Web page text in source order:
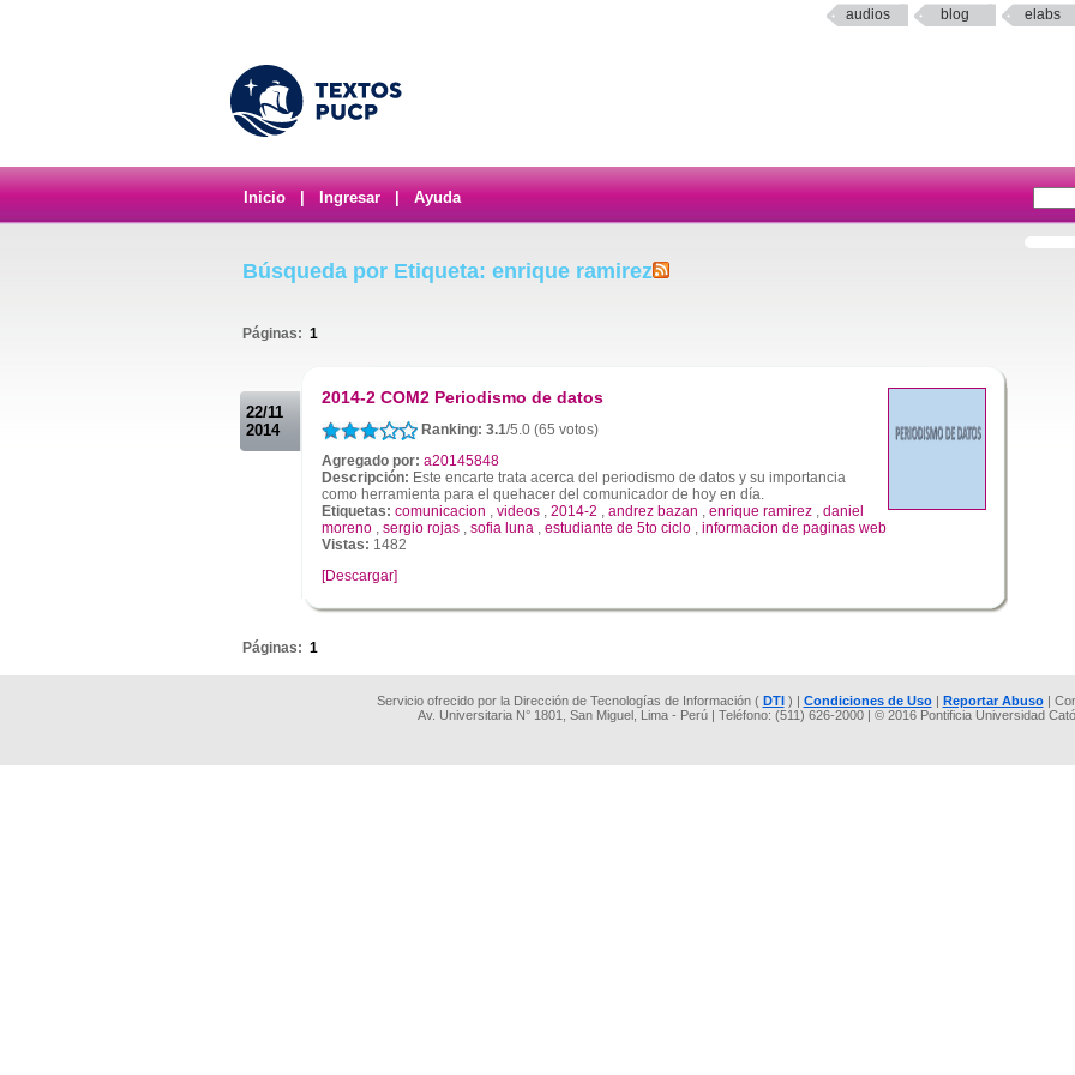
audios blog elabs
Inicio Ingresar Ayuda
Búsqueda por Etiqueta: enrique ramirez
Páginas: 1
22/11
2014
2014-2 COM2 Periodismo de datos
Ranking: 3.1/5.0 (65 votos)
Agregado por: a20145848
Descripción: Este encarte trata acerca del periodismo de datos y su importancia
como herramienta para el quehacer del comunicador de hoy en día.
Etiquetas: comunicacion , videos , 2014-2 , andrez bazan , enrique ramirez , daniel
moreno , sergio rojas , sofia luna , estudiante de 5to ciclo , informacion de paginas web
Vistas: 1482
[Descargar]
Páginas: 1
Servicio ofrecido por la Dirección de Tecnologías de Información ( DTI) | Condiciones de Uso| Reportar Abuso|
Av. Universitaria N° 1801, San Miguel, Lima - Perú | Teléfono: (511) 626-2000 | © 2016 Pontificia Universidad